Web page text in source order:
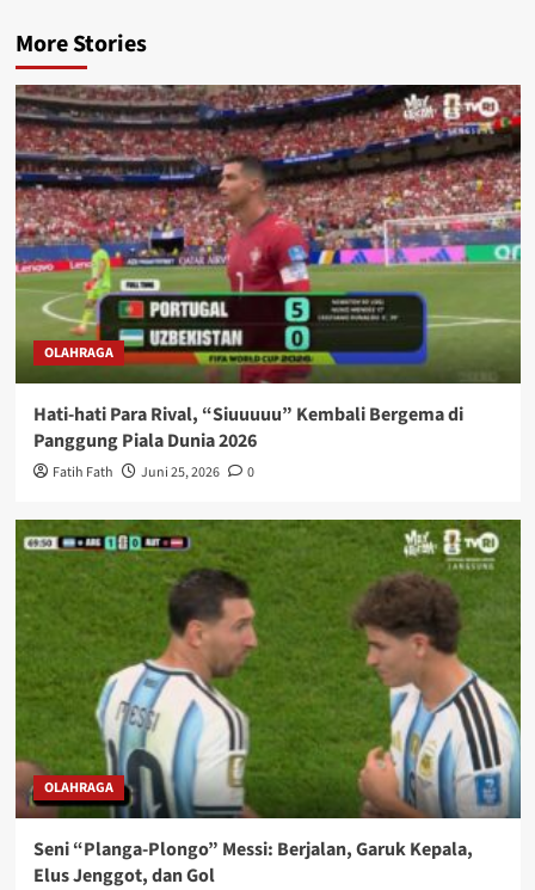
More Stories
OLAHRAGA
Hati-hati Para Rival, “Siuuuuu” Kembali Bergema di
Panggung Piala Dunia 2026
Fatih Fath Juni 25, 2026 0
OLAHRAGA
Seni “Planga-Plongo” Messi: Berjalan, Garuk Kepala,
Elus Jenggot, dan Gol